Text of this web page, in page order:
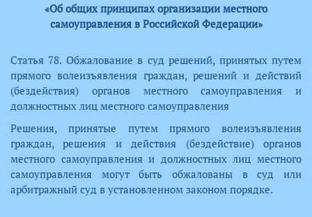
«Об общих принципах организации местного
самоуправления в Российской Федерации»
Статья 78. Обжалование в суд решений, принятых путем
прямого волеизъявления граждан, решений и действий
(бездействия) органов местного самоуправления и
должностных лиц местного самоуправления
Решения, принятые путем прямого волеизъявления
граждан, решения и действия (бездействие) органов
местного самоуправления и должностных лиц местного
самоуправления могут быть обжалованы в суд или
арбитражный суд в установленном законом порядке.